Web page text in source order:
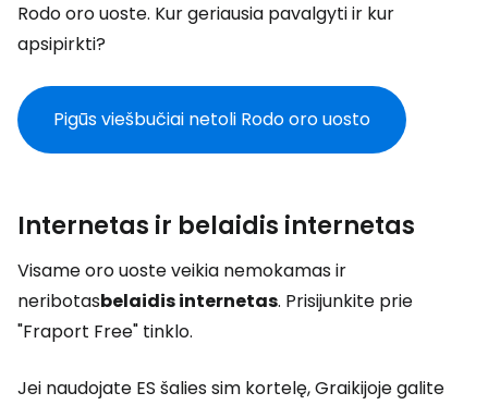
Rodo oro uoste. Kur geriausia pavalgyti ir kur
apsipirkti?
Pigūs viešbučiai netoli Rodo oro uosto
Internetas ir belaidis internetas
Visame oro uoste veikia nemokamas ir
neribotasbelaidis internetas. Prisijunkite prie
"Fraport Free" tinklo.
Jei naudojate ES šalies sim kortelę, Graikijoje galite